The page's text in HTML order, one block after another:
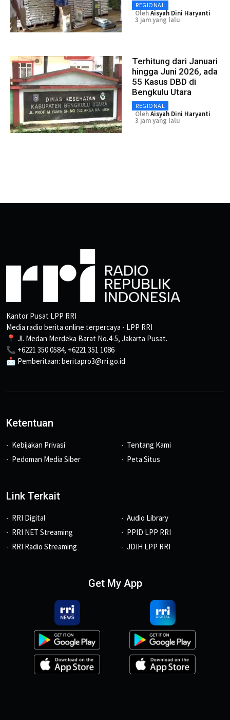
REGIONAL
OlehAisyah Dini Haryanti
3 jam yang lalu
Terhitung dari Januari
hingga Juni 2026, ada
55 Kasus DBD di
Bengkulu Utara
REGIONAL
OlehAisyah Dini Haryanti
3 jam yang lalu
Kantor Pusat LPP RRI
Media radio berita online terpercaya - LPP RRI
📍 Jl. Medan Merdeka Barat No.4-5, Jakarta Pusat.
📞 +6221 350 0584, +6221 351 1086
📩 Pemberitaan: beritapro3@rri.go.id
Ketentuan
Kebijakan Privasi
Pedoman Media Siber
Tentang Kami
Peta Situs
Link Terkait
RRI Digital
RRI NET Streaming
RRI Radio Streaming
Audio Library
PPID LPP RRI
JDIH LPP RRI
Get My App